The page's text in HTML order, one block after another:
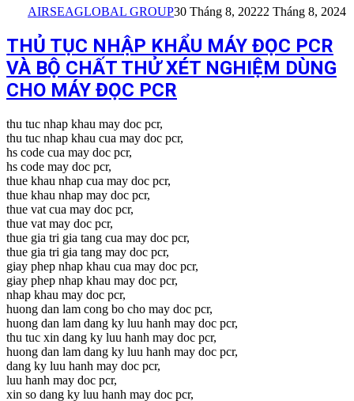
AIRSEAGLOBAL GROUP30 Tháng 8, 20222 Tháng 8, 2024
THỦ TỤC NHẬP KHẨU MÁY ĐỌC PCR
VÀ BỘ CHẤT THỬ XÉT NGHIỆM DÙNG
CHO MÁY ĐỌC PCR
thu tuc nhap khau may doc pcr,
thu tuc nhap khau cua may doc pcr,
hs code cua may doc pcr,
hs code may doc pcr,
thue khau nhap cua may doc pcr,
thue khau nhap may doc pcr,
thue vat cua may doc pcr,
thue vat may doc pcr,
thue gia tri gia tang cua may doc pcr,
thue gia tri gia tang may doc pcr,
giay phep nhap khau cua may doc pcr,
giay phep nhap khau may doc pcr,
nhap khau may doc pcr,
huong dan lam cong bo cho may doc pcr,
huong dan lam dang ky luu hanh may doc pcr,
thu tuc xin dang ky luu hanh may doc pcr,
huong dan lam dang ky luu hanh may doc pcr,
dang ky luu hanh may doc pcr,
luu hanh may doc pcr,
xin so dang ky luu hanh may doc pcr,